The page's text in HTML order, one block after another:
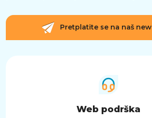
Pretplatite se na naš
Web podrška